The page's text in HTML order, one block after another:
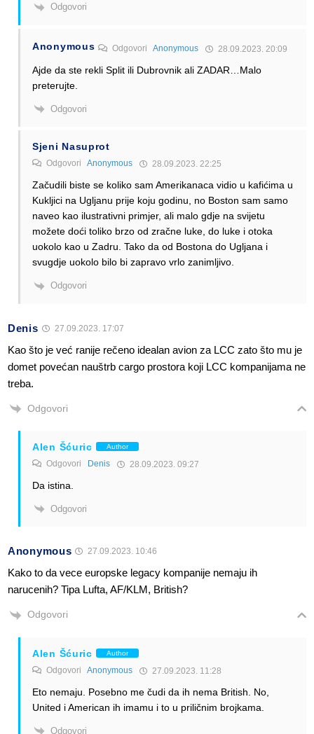
Odgovori
Anonymous OdgovoriAnonymous 28.09.2023. 20:09
Ajde da ste rekli Split ili Dubrovnik ali ZADAR…Malo
preterujte.
Odgovori
Sjeni Nasuprot
Odgovori Anonymous 28.09.2023. 22:25
Začudili biste se koliko sam Amerikanaca vidio u kafićima u
Kukljici na Ugljanu prije koju godinu, no Boston sam samo
naveo kao ilustrativni primjer, ali malo gdje na svijetu
možete doći toliko brzo od zračne luke, do luke i otoka
uokolo kao u Zadru. Tako da od Bostona do Ugljana i
svugdje uokolo bilo bi zapravo vrlo zanimljivo.
Odgovori
Denis 27.09.2023. 17:07
Kao što je već ranije rečeno idealan avion za LCC zato što mu je
domet povećan nauštrb cargo prostora koji LCC kompanijama ne
treba.
Odgovori
Alen Šćuric Author
Odgovori Denis 28.09.2023. 09:27
Da istina.
Odgovori
Anonymous 27.09.2023. 10:46
Kako to da vece europske legacy kompanije nemaju ih
narucenih? Tipa Lufta, AF/KLM, British?
Odgovori
Alen Šćuric Author
Odgovori Anonymous 27.09.2023. 11:28
Eto nemaju. Posebno me čudi da ih nema British. No,
United i American ih imamu i to u priličnim brojkama.
Odgovori